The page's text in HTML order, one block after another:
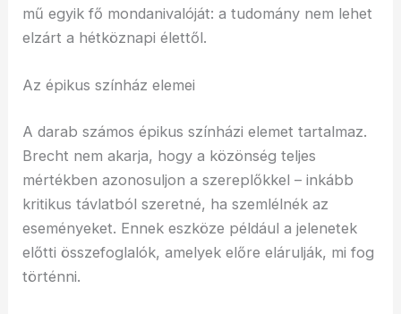
mű egyik fő mondanivalóját: a tudomány nem lehet
elzárt a hétköznapi élettől.
Az épikus színház elemei
A darab számos épikus színházi elemet tartalmaz.
Brecht nem akarja, hogy a közönség teljes
mértékben azonosuljon a szereplőkkel – inkább
kritikus távlatból szeretné, ha szemlélnék az
eseményeket. Ennek eszköze például a jelenetek
előtti összefoglalók, amelyek előre elárulják, mi fog
történni.